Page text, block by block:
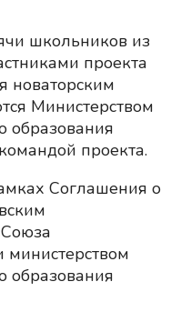
школьников из
проекта
новаторским
Министерством
образования
проекта.
Соглашения о
министерством
образования